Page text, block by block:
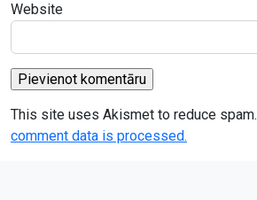
Website
This site uses Akismet to reduce spam.
comment data is processed.